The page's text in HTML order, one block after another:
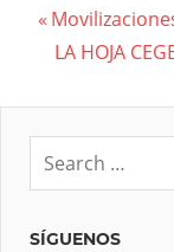
de
Previous
Post:
Next
LA HOJA
SÍGUENOS